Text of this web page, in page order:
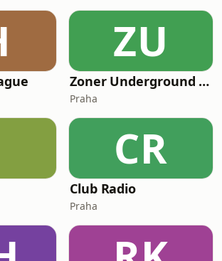
ZU
Zoner Underground Network
Praha
CR
Club Radio
Praha